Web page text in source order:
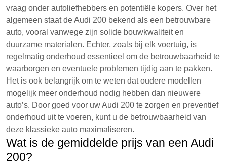
vraag onder autoliefhebbers en potentiële kopers. Over het
algemeen staat de Audi 200 bekend als een betrouwbare
auto, vooral vanwege zijn solide bouwkwaliteit en
duurzame materialen. Echter, zoals bij elk voertuig, is
regelmatig onderhoud essentieel om de betrouwbaarheid te
waarborgen en eventuele problemen tijdig aan te pakken.
Het is ook belangrijk om te weten dat oudere modellen
mogelijk meer onderhoud nodig hebben dan nieuwere
auto’s. Door goed voor uw Audi 200 te zorgen en preventief
onderhoud uit te voeren, kunt u de betrouwbaarheid van
deze klassieke auto maximaliseren.
Wat is de gemiddelde prijs van een Audi
200?